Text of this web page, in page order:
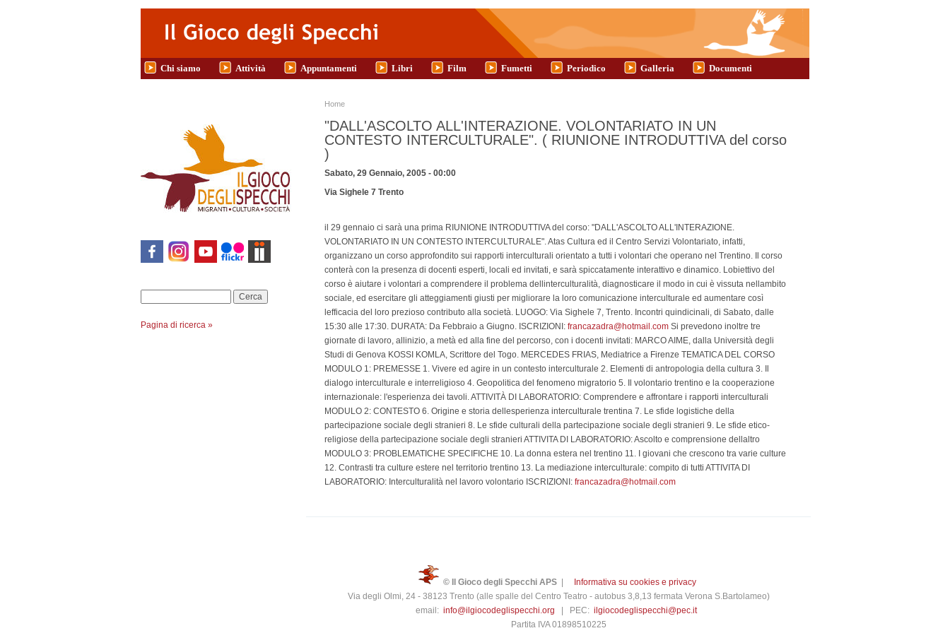
Chi siamo Attività Appuntamenti Libri Film Fumetti Periodico Galleria Documenti
Pagina di ricerca »
Tu sei qui
Home
"DALL'ASCOLTO ALL'INTERAZIONE. VOLONTARIATO IN UN
CONTESTO INTERCULTURALE". ( RIUNIONE INTRODUTTIVA del corso
)
Sabato, 29 Gennaio, 2005 - 00:00
Via Sighele 7 Trento
il 29 gennaio ci sarà una prima RIUNIONE INTRODUTTIVA del corso: "DALL'ASCOLTO ALL'INTERAZIONE.
VOLONTARIATO IN UN CONTESTO INTERCULTURALE". Atas Cultura ed il Centro Servizi Volontariato, infatti,
organizzano un corso approfondito sui rapporti interculturali orientato a tutti i volontari che operano nel Trentino. Il corso
conterà con la presenza di docenti esperti, locali ed invitati, e sarà spiccatamente interattivo e dinamico. Lobiettivo del
corso è aiutare i volontari a comprendere il problema dellinterculturalità, diagnosticare il modo in cui è vissuta nellambito
sociale, ed esercitare gli atteggiamenti giusti per migliorare la loro comunicazione interculturale ed aumentare così
lefficacia del loro prezioso contributo alla società. LUOGO: Via Sighele 7, Trento. Incontri quindicinali, di Sabato, dalle
15:30 alle 17:30. DURATA: Da Febbraio a Giugno. ISCRIZIONI: francazadra@hotmail.com Si prevedono inoltre tre
giornate di lavoro, allinizio, a metà ed alla fine del percorso, con i docenti invitati: MARCO AIME, dalla Università degli
Studi di Genova KOSSI KOMLA, Scrittore del Togo. MERCEDES FRIAS, Mediatrice a Firenze TEMATICA DEL CORSO
MODULO 1: PREMESSE 1. Vivere ed agire in un contesto interculturale 2. Elementi di antropologia della cultura 3. Il
dialogo interculturale e interreligioso 4. Geopolitica del fenomeno migratorio 5. Il volontario trentino e la cooperazione
internazionale: l'esperienza dei tavoli. ATTIVITÀ DI LABORATORIO: Comprendere e affrontare i rapporti interculturali
MODULO 2: CONTESTO 6. Origine e storia dellesperienza interculturale trentina 7. Le sfide logistiche della
partecipazione sociale degli stranieri 8. Le sfide culturali della partecipazione sociale degli stranieri 9. Le sfide etico-
religiose della partecipazione sociale degli stranieri ATTIVITA DI LABORATORIO: Ascolto e comprensione dellaltro
MODULO 3: PROBLEMATICHE SPECIFICHE 10. La donna estera nel trentino 11. I giovani che crescono tra varie culture
12. Contrasti tra culture estere nel territorio trentino 13. La mediazione interculturale: compito di tutti ATTIVITA DI
LABORATORIO: Interculturalità nel lavoro volontario ISCRIZIONI: francazadra@hotmail.com
© Il Gioco degli Specchi APS|
Informativa su cookies e privacy
Via degli Olmi, 24 - 38123 Trento (alle spalle del Centro Teatro - autobus 3,8,13 fermata Verona S.Bartolameo)
email: info@ilgiocodeglispecchi.org | PEC: ilgiocodeglispecchi@pec.it
Partita IVA 01898510225